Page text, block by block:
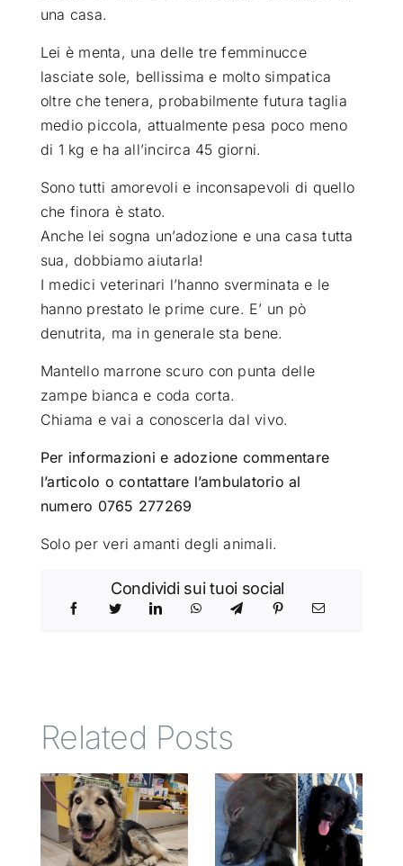
una casa.
Lei è menta, una delle tre femminucce
lasciate sole, bellissima e molto simpatica
oltre che tenera, probabilmente futura taglia
medio piccola, attualmente pesa poco meno
di 1 kg e ha all’incirca 45 giorni.
Sono tutti amorevoli e inconsapevoli di quello
che finora è stato.
Anche lei sogna un’adozione e una casa tutta
sua, dobbiamo aiutarla!
I medici veterinari l’hanno sverminata e le
hanno prestato le prime cure. E’ un pò
denutrita, ma in generale sta bene.
Mantello marrone scuro con punta delle
zampe bianca e coda corta.
Chiama e vai a conoscerla dal vivo.
Per informazioni e adozione commentare
l’articolo o contattare l’ambulatorio al
numero 0765 277269
Solo per veri amanti degli animali.
Condividi sui tuoi social
Related Posts